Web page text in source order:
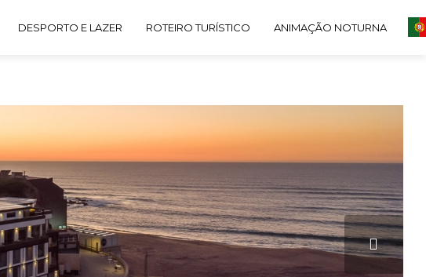
DESPORTO E LAZER ROTEIRO TURÍSTICO ANIMAÇÃO NOTURNA